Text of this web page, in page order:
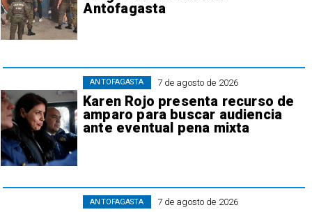
Antofagasta
7 de agosto de 2026
Karen Rojo presenta recurso de
amparo para buscar audiencia
ante eventual pena mixta
ANTOFAGASTA
7 de agosto de 2026
ANTOFAGASTA